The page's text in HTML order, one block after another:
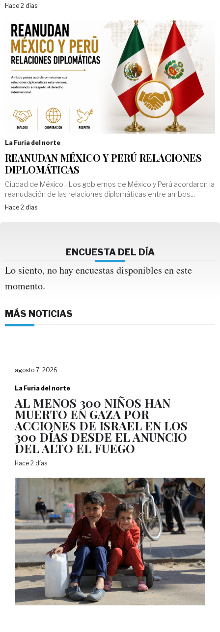
Hace 2 días
La Furia del norte
REANUDAN MÉXICO Y PERÚ RELACIONES
DIPLOMÁTICAS
Ciudad de México.- Los gobiernos de México y Perú acordaron la
reanudación de las relaciones diplomáticas entre ambos...
Hace 2 días
ENCUESTA DEL DÍA
Lo siento, no hay encuestas disponibles en este
momento.
MÁS NOTICIAS
agosto 7, 2026
La Furia del norte
AL MENOS 300 NIÑOS HAN
MUERTO EN GAZA POR
ACCIONES DE ISRAEL EN LOS
300 DÍAS DESDE EL ANUNCIO
DEL ALTO EL FUEGO
Hace 2 días